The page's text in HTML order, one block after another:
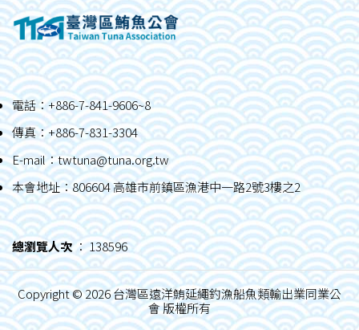
電話：+886-7-841-9606~8
傳真：+886-7-831-3304
E-mail：twtuna@tuna.org.tw
本會地址：806604 高雄市前鎮區漁港中一路2號3樓之2
總瀏覽人次： 138596
Copyright ©2026 台灣區遠洋鮪延繩釣漁船魚類輸出業同業公
會 版權所有